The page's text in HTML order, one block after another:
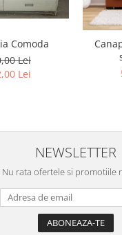
Comoda
Lei
Lei
NEWSLETTER
Nu rata ofertele si promotiile